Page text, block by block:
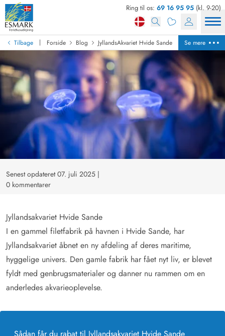
Ring til os: 69 16 95 95 (kl. 9-20)
Tilbage | Forside Blog JyllandsAkvariet Hvide Sande Se mere
Senest opdateret 07. juli 2025 |
0 kommentarer
Jyllandsakvariet Hvide Sande
I en gammel filetfabrik på havnen i Hvide Sande, har
Jyllandsakvariet åbnet en ny afdeling af deres maritime,
hyggelige univers. Den gamle fabrik har fået nyt liv, er blevet
fyldt med genbrugsmaterialer og danner nu rammen om en
anderledes akvarieoplevelse.